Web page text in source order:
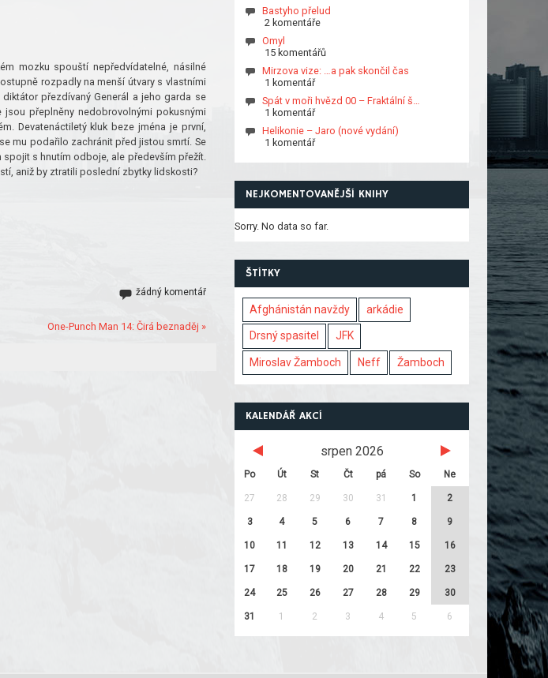
mozku spouští nepředvídatelné, násilné
rozpadly na menší útvary s vlastními
přezdívaný Generál a jeho garda se
přeplněny nedobrovolnými pokusnými
Devatenáctiletý kluk beze jména je první,
mu podařilo zachránit před jistou smrtí. Se
s hnutím odboje, ale především přežít.
aniž by ztratili poslední zbytky lidskosti?
žádný komentář
One-Punch Man 14: Čirá beznaděj »
Bastyho přelud
2 komentáře
Omyl
15 komentářů
Mirzova vize: …a pak skončil čas
1 komentář
Spát v moři hvězd 00 – Fraktální š…
1 komentář
Helikonie – Jaro (nové vydání)
1 komentář
NEJKOMENTOVANĚJŠÍ KNIHY
Sorry. No data so far.
ŠTÍTKY
Afghánistán navždy arkádie
Drsný spasitel JFK
Miroslav Žamboch Neff Žamboch
KALENDÁŘ AKCÍ
srpen 2026
Po Út St Čt pá So Ne
27 28 29 30 31 1 2
3 4 5 6 7 8 9
10 11 12 13 14 15 16
17 18 19 20 21 22 23
24 25 26 27 28 29 30
31 1 2 3 4 5 6